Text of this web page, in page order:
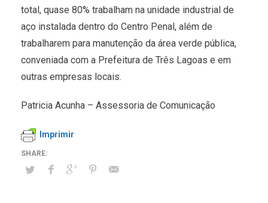
total, quase 80% trabalham na unidade industrial de
aço instalada dentro do Centro Penal, além de
trabalharem para manutenção da área verde pública,
conveniada com a Prefeitura de Três Lagoas e em
outras empresas locais.
Patricia Acunha – Assessoria de Comunicação
Imprimir